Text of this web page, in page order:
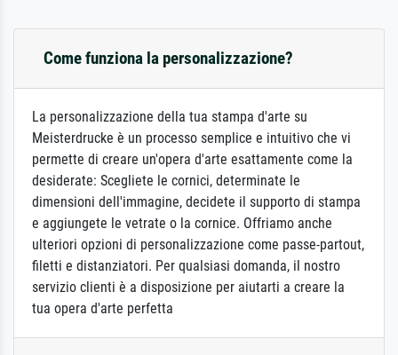
Come funziona la personalizzazione?
La personalizzazione della tua stampa d'arte su
Meisterdrucke è un processo semplice e intuitivo che vi
permette di creare un'opera d'arte esattamente come la
desiderate: Scegliete le cornici, determinate le
dimensioni dell'immagine, decidete il supporto di stampa
e aggiungete le vetrate o la cornice. Offriamo anche
ulteriori opzioni di personalizzazione come passe-partout,
filetti e distanziatori. Per qualsiasi domanda, il nostro
servizio clienti è a disposizione per aiutarti a creare la
tua opera d'arte perfetta